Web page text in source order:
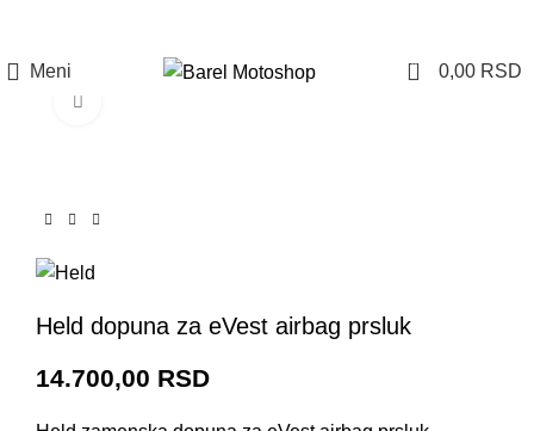
Meni 0 0,00 RSD
Held dopuna za eVest airbag prsluk
14.700,00 RSD